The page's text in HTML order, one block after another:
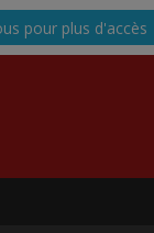
pour plus d'accès